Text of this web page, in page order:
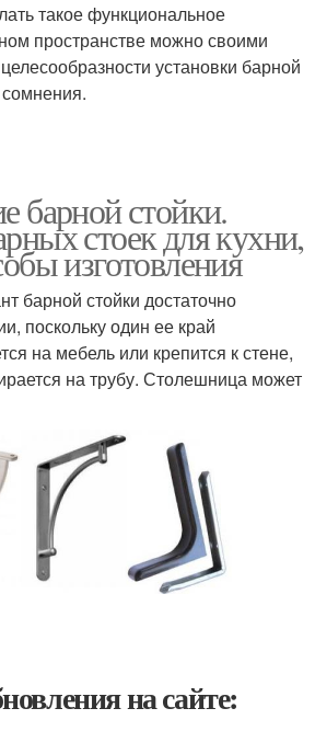
такое функциональное
пространстве можно своими
установки барной
барной стойки.
стоек для кухни,
изготовления
барной стойки достаточно
поскольку один ее край
на мебель или крепится к стене,
на трубу. Столешница может
на сайте: